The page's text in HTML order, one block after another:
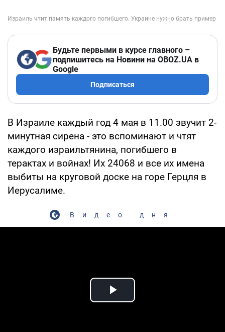
Будьте первыми в курсе главного –
подпишитесь на Новини на OBOZ.UA в
Google
Подписаться
В Израиле каждый год 4 мая в 11.00 звучит 2-
минутная сирена - это вспоминают и чтят
каждого израильтянина, погибшего в
терактах и войнах! Их 24068 и все их имена
выбиты на круговой доске на горе Герцля в
Иерусалиме.
Видео дня
Play Video